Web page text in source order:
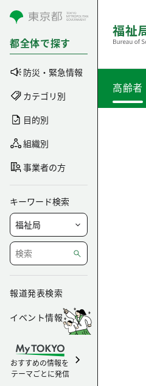
コンテンツにスキップ
都全体で探す
防災・緊急情報
カテゴリ別
目的別
組織別
事業者の方
キーワード検索
報道発表検索
イベント情報
おすすめの情報を
テーマごとに発信
高齢者